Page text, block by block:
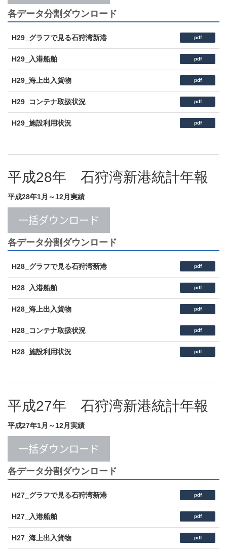
各データ分割ダウンロード
H29_グラフで見る石狩湾新港 pdf
H29_入港船舶 pdf
H29_海上出入貨物 pdf
H29_コンテナ取扱状況 pdf
H29_施設利用状況 pdf
平成28年 石狩湾新港統計年報
平成28年1月～12月実績
一括ダウンロード
各データ分割ダウンロード
H28_グラフで見る石狩湾新港 pdf
H28_入港船舶 pdf
H28_海上出入貨物 pdf
H28_コンテナ取扱状況 pdf
H28_施設利用状況 pdf
平成27年 石狩湾新港統計年報
平成27年1月～12月実績
一括ダウンロード
各データ分割ダウンロード
H27_グラフで見る石狩湾新港 pdf
H27_入港船舶 pdf
H27_海上出入貨物 pdf